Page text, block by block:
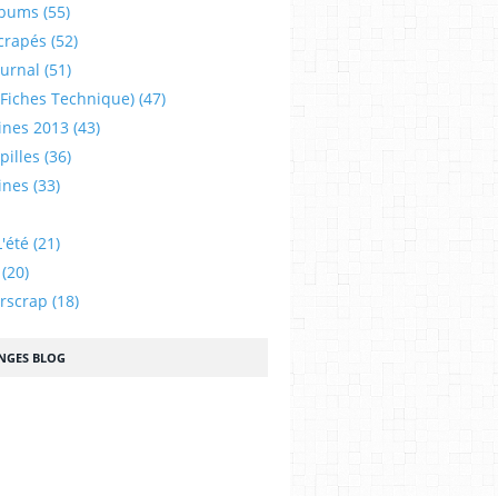
(55)
(52)
(51)
Technique) (47)
2013 (43)
(36)
(33)
(21)
(18)
BLOG